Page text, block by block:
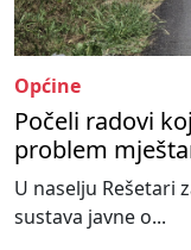
Općine
Počeli radovi
problem
U naselju Rešetari
sustava javne o...